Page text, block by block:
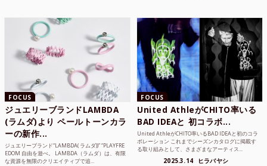
FOCUS
ジュエリーブランドLAMBDA
(ラムダ)より ペールトーンカラ
ーの新作...
ジュエリーブランド“LAMBDA( ラムダ))” “PLAYFRE
EDOM 自由を遊べ。 LAMBDA（ラムダ）は、有限
な資源を無限のクリエイティブで追...
FOCUS
United AthleがCHITO率いる
BAD IDEAと 初コラボ...
United AthleがCHITO率いるBAD IDEAと初のコラ
ボレーション これまでシーズンカタログに掲載す
る取り組みとして、さまざまなアーティス...
2025.3.14 ヒラバヤシ